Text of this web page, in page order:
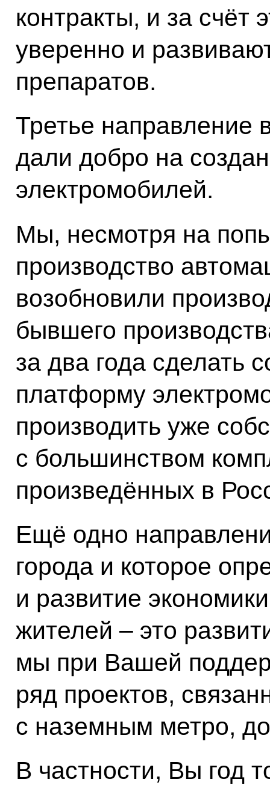
контракты, и за счёт
уверенно и
препаратов.
Третье направление
дали добро на
электромобилей.
Мы, несмотря на
производство
возобновили
бывшего
за два года сделать
платформу
производить уже
с большинством
произведённых в
Ещё одно
города и которое
и развитие
жителей – это
мы при Вашей
ряд проектов,
с наземным метро,
В частности, Вы год